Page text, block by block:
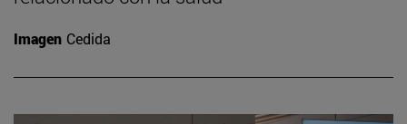
Imagen Cedida